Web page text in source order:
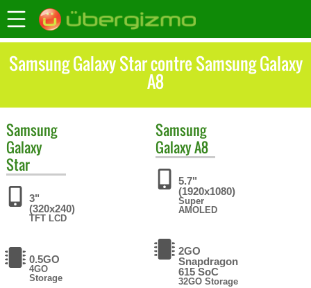
Samsung Galaxy Star contre Samsung Galaxy
A8
Samsung
Galaxy
Star
3"
(320x240)
TFT LCD
0.5GO
4GO
Storage
Samsung
Galaxy A8
5.7"
(1920x1080)
Super
AMOLED
2GO
Snapdragon
615 SoC
32GO Storage